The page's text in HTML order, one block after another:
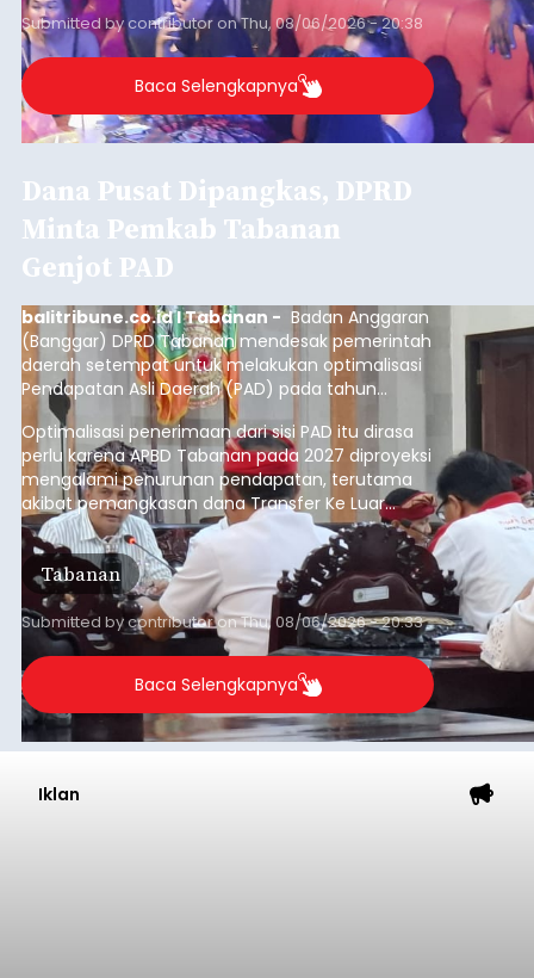
Submitted bycontributoronThu, 08/06/2026 - 20:38
Baca Selengkapnya
Dana Pusat Dipangkas, DPRD
Minta Pemkab Tabanan
Genjot PAD
balitribune.co.id I Tabanan - Badan Anggaran
(Banggar) DPRD Tabanan mendesak pemerintah
daerah setempat untuk melakukan optimalisasi
Pendapatan Asli Daerah (PAD) pada tahun
anggaran 2027.
Optimalisasi penerimaan dari sisi PAD itu dirasa
perlu karena APBD Tabanan pada 2027 diproyeksi
mengalami penurunan pendapatan, terutama
akibat pemangkasan dana Transfer Ke Luar
Daerah (TKD) dari pemerintah pusat.
Tabanan
Submitted bycontributoronThu, 08/06/2026 - 20:33
Baca Selengkapnya
Iklan